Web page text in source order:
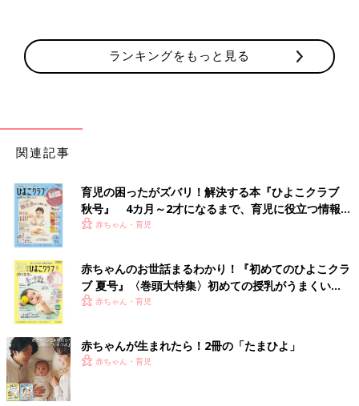
ランキングをもっと見る
関連記事
育児の困ったがズバリ！解決する本『ひよこクラブ
秋号』 4カ月～2才になるまで、育児に役立つ情報が
いっぱい！
赤ちゃん・育児
赤ちゃんのお世話まるわかり！『初めてのひよこクラ
ブ 夏号』〈巻頭大特集〉初めての授乳がうまくい
く！ おっぱい・ミルクの基本と夏のトラブル 解決テ
赤ちゃん・育児
赤ちゃんが生まれたら！2冊の「たまひよ」
赤ちゃん・育児